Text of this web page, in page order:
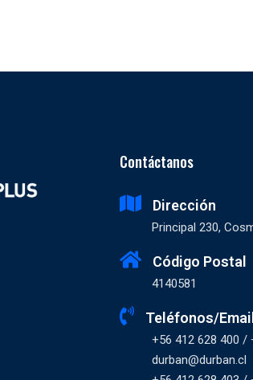
Contáctanos
Dirección
Principal 230,
Código Postal
4140581
Teléfonos/Email
+56 412 628 400 /
durban@durban.cl